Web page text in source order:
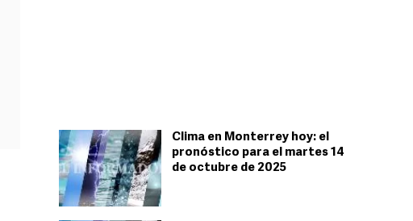
Clima en Monterrey hoy: el
pronóstico para el martes 14
de octubre de 2025